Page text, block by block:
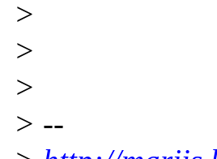
>
>
>
> --